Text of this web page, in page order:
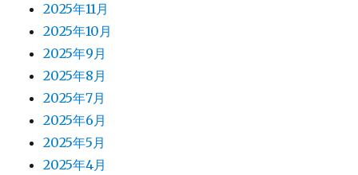
2025年11月
2025年10月
2025年9月
2025年8月
2025年7月
2025年6月
2025年5月
2025年4月